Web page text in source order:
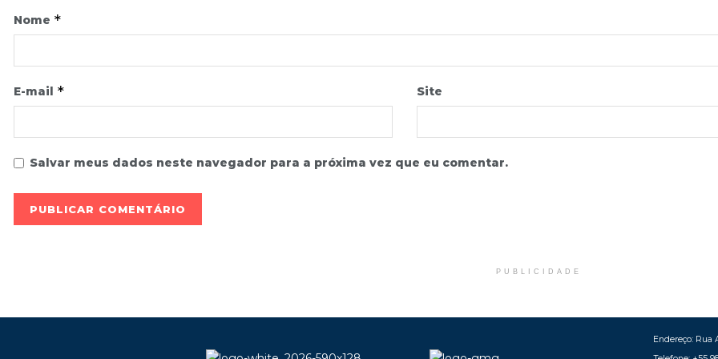
Nome *
E-mail * Site
Salvar meus dados neste navegador para a próxima vez que eu comentar.
PUBLICIDADE
Endereço: Rua